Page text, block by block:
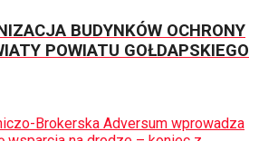
BUDYNKÓW OCHRONY
POWIATU GOŁDAPSKIEGO